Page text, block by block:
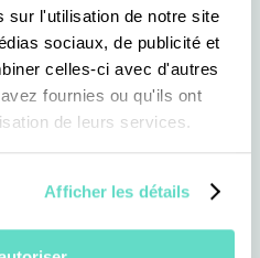
sur l'utilisation de notre site
sociaux, de publicité et
celles-ci avec d'autres
fournies ou qu'ils ont
de leurs services.
Afficher les détails